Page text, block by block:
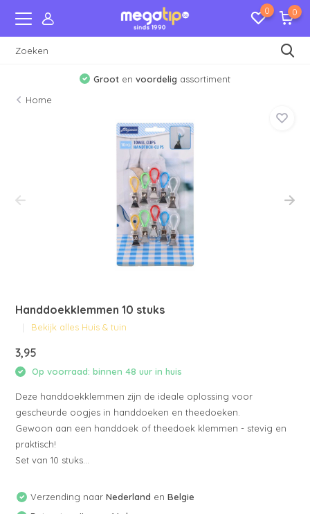
0 0
Groot envoordelig assortiment
Home
Handdoekklemmen 10 stuks
Bekijk alles Huis & tuin
3,95
Op voorraad: binnen 48 uur in huis
Deze handdoekklemmen zijn de ideale oplossing voor
gescheurde oogjes in handdoeken en theedoeken.
Gewoon aan een handdoek of theedoek klemmen - stevig en
praktisch!
Set van 10 stuks...
Verzending naarNederland enBelgie